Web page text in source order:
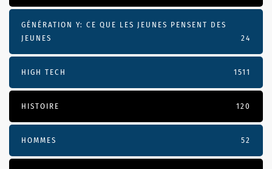
GÉNÉRATION Y: CE QUE LES JEUNES PENSENT DES
JEUNES
24
HIGH TECH 1511
HISTOIRE 120
HOMMES 52